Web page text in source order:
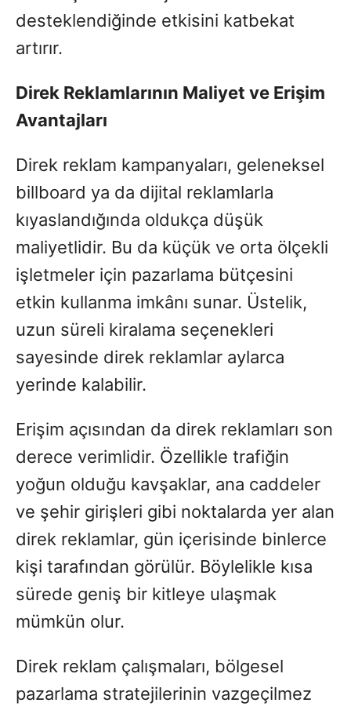
desteklendiğinde etkisini katbekat
artırır.
Direk Reklamlarının Maliyet ve Erişim
Avantajları
Direk reklam kampanyaları, geleneksel
billboard ya da dijital reklamlarla
kıyaslandığında oldukça düşük
maliyetlidir. Bu da küçük ve orta ölçekli
işletmeler için pazarlama bütçesini
etkin kullanma imkânı sunar. Üstelik,
uzun süreli kiralama seçenekleri
sayesinde direk reklamlar aylarca
yerinde kalabilir.
Erişim açısından da direk reklamları son
derece verimlidir. Özellikle trafiğin
yoğun olduğu kavşaklar, ana caddeler
ve şehir girişleri gibi noktalarda yer alan
direk reklamlar, gün içerisinde binlerce
kişi tarafından görülür. Böylelikle kısa
sürede geniş bir kitleye ulaşmak
mümkün olur.
Direk reklam çalışmaları, bölgesel
pazarlama stratejilerinin vazgeçilmez